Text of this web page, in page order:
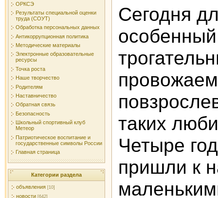
ОРКСЭ
Результаты специальной оценки
труда (СОУТ)
Обработка персональных данных
Антикоррупционная политика
Методические материалы
Электронные образовательные
ресурсы
Точка роста
Наше творчество
Родителям
Наставничество
Обратная связь
Безопасность
Школьный спортивный клуб
Метеор
Патриотическое воспитание и
государственные символы России
Главная страница
Категории раздела
объявления [10]
новости [642]
Сегодня
таких
Четыре
пришли к